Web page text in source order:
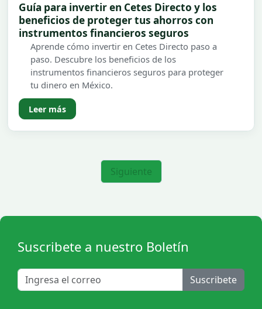
Guía para invertir en Cetes Directo y los
beneficios de proteger tus ahorros con
instrumentos financieros seguros
Aprende cómo invertir en Cetes Directo paso a
paso. Descubre los beneficios de los
instrumentos financieros seguros para proteger
tu dinero en México.
Leer más
Siguiente
Suscribete a nuestro Boletín
Suscribete